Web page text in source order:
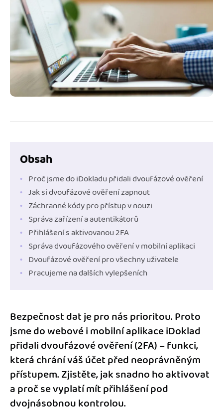
Spřátelené účetní
Katalog doplňků
Jak se vyznat ve fakturaci
Blog
mini akademie
Fakturační poradna
Obsah
Proč jsme do iDokladu přidali dvoufázové ověření
Jak si dvoufázové ověření zapnout
Záchranné kódy pro přístup v nouzi
Správa zařízení a autentikátorů
Přihlášení s aktivovanou 2FA
Správa dvoufázového ověření v mobilní aplikaci
Dvoufázové ověření pro všechny uživatele
Pracujeme na dalších vylepšeních
Bezpečnost dat je pro nás prioritou. Proto
jsme do webové i mobilní aplikace iDoklad
přidali dvoufázové ověření (2FA) – funkci,
která chrání váš účet před neoprávněným
přístupem. Zjistěte, jak snadno ho aktivovat
a proč se vyplatí mít přihlášení pod
dvojnásobnou kontrolou.